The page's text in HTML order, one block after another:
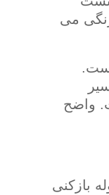
می
ولی لوله زیر کاسه صاف است و قطر آن 10 سانت. واضح
بازکنی